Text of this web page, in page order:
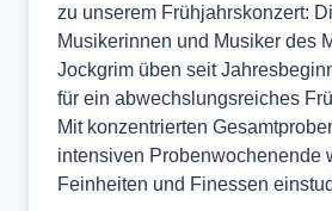
zu unserem Frühjahrskonzert:
Musikerinnen und Musiker des
Jockgrim üben seit
für ein abwechslungsreiches
Mit konzentrierten
intensiven Probenwochenende
Feinheiten und Finessen